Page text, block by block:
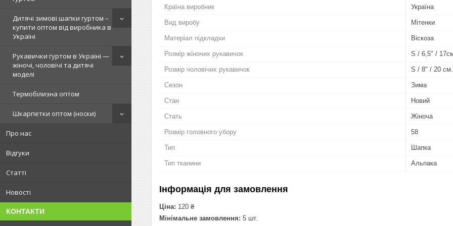
Дитячі зимові шапки гуртом –
купити оптом від виробника в
Україні
Рукавички гуртом в Україні —
жіночі, чоловічі та дитячі
моделі
Термобілизна оптом
Шкарпетки оптом (носки)
Про нас
Відгуки
Статті
Новості
КОНТАКТИ
Країна виробник Україна
Вид виробу Мітенки
Матеріал підкладки Віскоза
Розмір жіночих рукавичок S / 6,5" /
Розмір чоловічих рукавичок S / 8" / 20 см.
Сезон Зима
Стан Новий
Стать Жіноча
Розмір головного убору 58
Тип Шапка
Тип тканини Альпака
Інформація для замовлення
Ціна: 120 ₴
Мінімальне замовлення: 5 шт.